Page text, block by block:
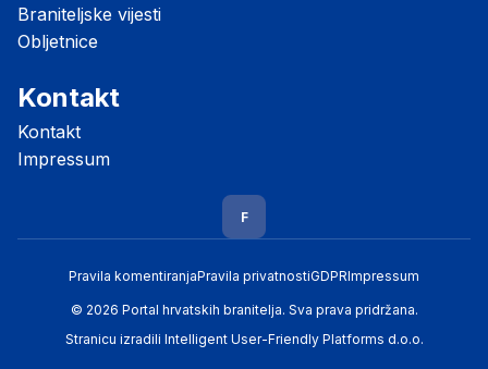
Braniteljske vijesti
Obljetnice
Kontakt
Kontakt
Impressum
F
Pravila komentiranjaPravila privatnostiGDPRImpressum
© 2026 Portal hrvatskih branitelja. Sva prava pridržana.
Stranicu izradili Intelligent User-Friendly Platforms d.o.o.